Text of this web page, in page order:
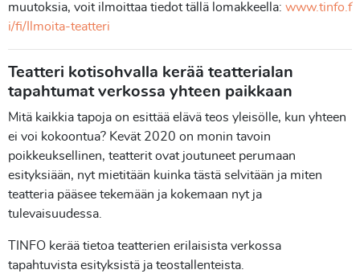
muutoksia, voit ilmoittaa tiedot tällä lomakkeella: www.tinfo.f
i/fi/Ilmoita-teatteri
Teatteri kotisohvalla kerää teatterialan
tapahtumat verkossa yhteen paikkaan
Mitä kaikkia tapoja on esittää elävä teos yleisölle, kun yhteen
ei voi kokoontua? Kevät 2020 on monin tavoin
poikkeuksellinen, teatterit ovat joutuneet perumaan
esityksiään, nyt mietitään kuinka tästä selvitään ja miten
teatteria pääsee tekemään ja kokemaan nyt ja
tulevaisuudessa.
TINFO kerää tietoa teatterien erilaisista verkossa
tapahtuvista esityksistä ja teostallenteista.